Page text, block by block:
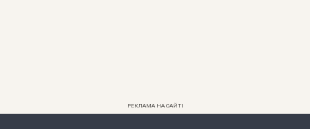
РЕКЛАМА НА САЙТІ